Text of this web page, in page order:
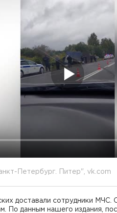
Петербург. Питер", vk.com
доставали сотрудники МЧС.
По данным нашего издания,